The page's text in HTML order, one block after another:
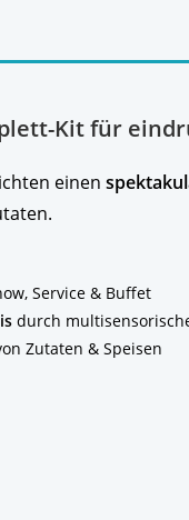
Kit für
einen
Service & Buffet
durch
Zutaten & Speisen